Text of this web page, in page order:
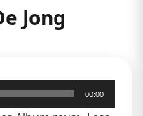
Jong
00:00